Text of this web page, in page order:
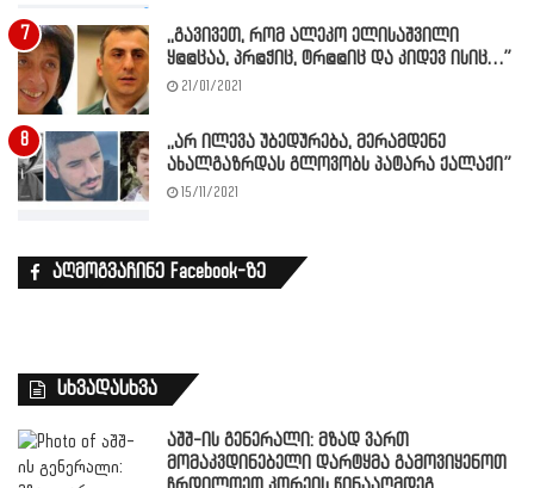
,,გავივეთ, რომ ალეკო ელისაშვილი
ყ@@ცაა, პრ@ჭიც, ტრ@@იც და კიდევ ისიც…”
21/01/2021
,,არ ილევა უბედურება, მერამდენე
ახალგაზრდას გლოვობს პატარა ქალაქი”
15/11/2021
აღმოგვაჩინე Facebook-ზე
სხვადასხვა
აშშ-ის გენერალი: მზად ვართ
მომაკვდინებელი დარტყმა გამოვიყენოთ